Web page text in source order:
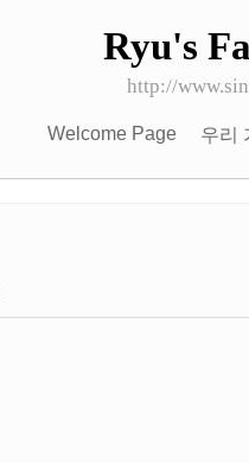
Ryu's
http://
Welcome Page 우리